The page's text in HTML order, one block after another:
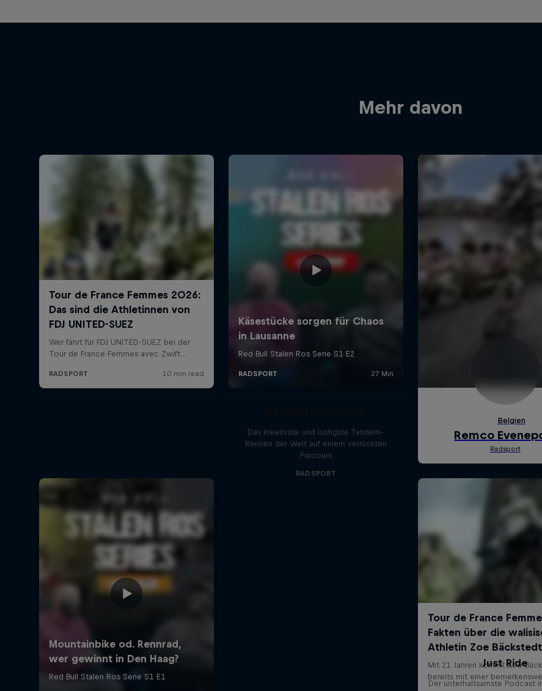
Mehr davon
Das kreativste und lustigste Tandem-
Rennen der Welt auf einem verrückten
Parcours
RADSPORT
Just Ride
Der unterhaltsamste Podcast